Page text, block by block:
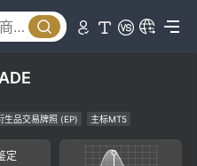
生品交易牌照 (EP)
主标MT5
中级风险隐患 离岸监管
定